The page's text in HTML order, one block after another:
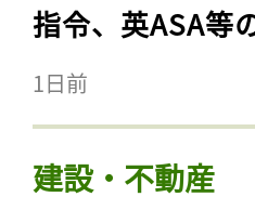
指令、英ASA等
1日前
建設・不動産